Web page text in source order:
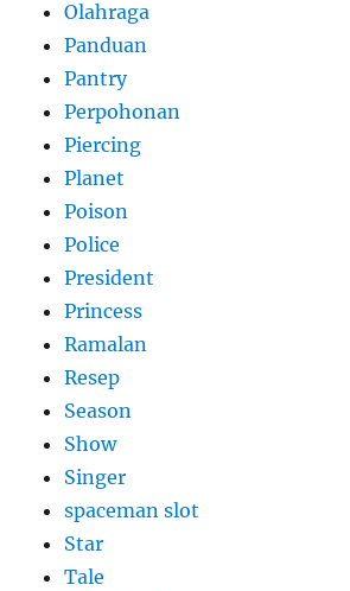
Olahraga
Panduan
Pantry
Perpohonan
Piercing
Planet
Poison
Police
President
Princess
Ramalan
Resep
Season
Show
Singer
spaceman slot
Star
Tale